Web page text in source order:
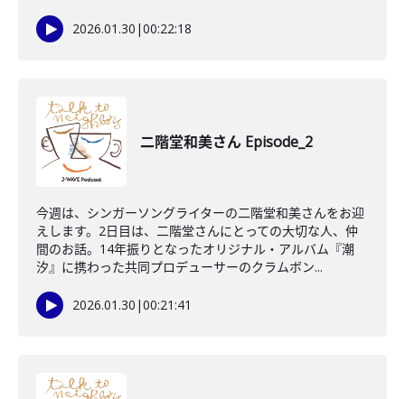
2026.01.30 |00:22:18
二階堂和美さん Episode_2
今週は、シンガーソングライターの二階堂和美さんをお迎
えします。2日目は、二階堂さんにとっての大切な人、仲
間のお話。14年振りとなったオリジナル・アルバム『潮
汐』に携わった共同プロデューサーのクラムボン...
2026.01.30 |00:21:41